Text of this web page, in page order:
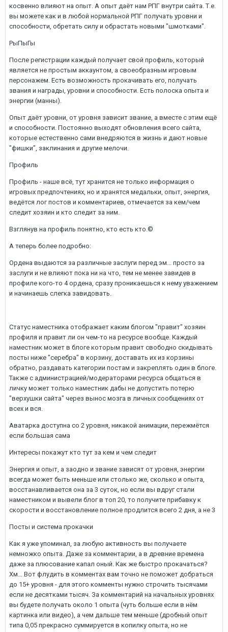
косвенно влияют на опыт. А опыт даёт нам РПГ внутри сайта. Т.е.
вы можете как и в любой нормальной РПГ получать уровни и
способности, обретать силу и обрастать новыми "шмотками".
РыПыГы
После регистрации каждый получает свой профиль, который
является не простым аккаунтом, а своеобразным игровым
персонажем. Есть возможность прокачивать его, получать
звания и награды, уровни и способности. Есть полоска опыта и
энергии (манны).
Опыт даёт уровни, от уровня зависит звание, а вместе с этим ещё
и способности. Постоянно выходят обновления всего сайта,
которые естественно сами внедряются в жизнь и дают новые
"фишки", заклинания и другие мелочи.
Профиль
Профиль - наше всё, тут хранится не только информация о
игровых предпочтениях, но и хранятся медальки, опыт, энергия,
ведётся лог постов и комментариев, отмечается за кем/чем
следит хозяин и кто следит за ним.
Взглянув на профиль понятно, кто есть кто.©
А теперь более подробно:
Ордена выдаются за различные заслуги перед эм... просто за
заслуги и не влияют пока ни на что, тем не менее завидев в
профиле кого-то 4 ордена, сразу проникаешься к нему уважением
и начинаешь слегка завидовать.
Статус наместника отображает каким блогом "правит" хозяин
профиля и правит ли он чем-то на ресурсе вообще. Каждый
наместник может в блоге которым правит свободно скидывать
посты ниже "серебра" в корзину, доставать их из корзины
обратно, раздавать категории постам и закреплять один в блоге.
Также с администрацией/модераторами ресурса общаться в
личку может только наместник дабы не допустить потерю
"верхушки сайта" через вынос мозга в личных сообщениях от
всех и вся.
Аватарка доступна со 2 уровня, никакой анимации, пережмётся
если большая сама
Интересы покажут кто тут за кем и чем следит
Энергия и опыт, а заодно и звание зависят от уровня, энергии
всегда может быть меньше или столько же, сколько и опыта,
восстанавливается она за 3 суток, но если вы вдруг стали
наместником и вывели блог в топ 20, то получите прибавку к
скорости и восстановление полное продлится всего 2 дня, а не 3
Посты и система прокачки
Как я уже упоминал, за любую активность вы получаете
немножко опыта. Даже за комментарии, а в древние времена
даже за плюсование капал оный. Как же быстро прокачаться?
Хм... Вот флудить в комментах вам точно не поможет добраться
до 15+ уровня - для этого комменты нужно строчить тысячами
если не десятками тысяч. За комментарий на начальных уровнях
вы будете получать около 1 опыта (чуть больше если в нём
картинка или видео), а чем дальше тем меньше (дробный опыт
типа 0,05 прекрасно суммируется в копилку опыта, но не